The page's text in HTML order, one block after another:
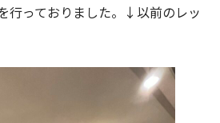
行っておりました。↓以前のレッ